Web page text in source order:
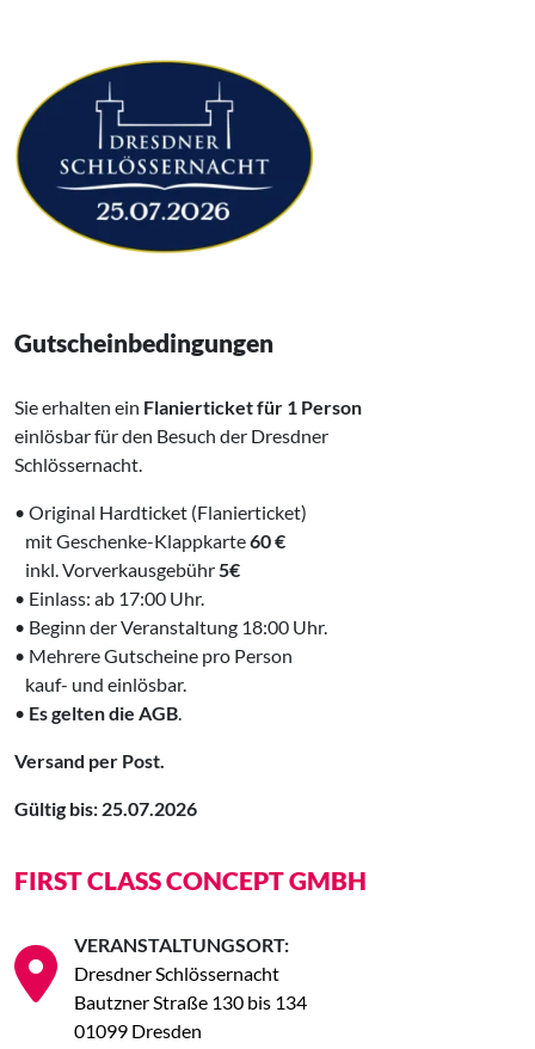
Gutscheinbedingungen
Sie erhalten ein Flanierticket für 1 Person
einlösbar für den Besuch der Dresdner
Schlössernacht.
• Original Hardticket (Flanierticket)
‌ mit Geschenke-Klappkarte60 €
‌ inkl. Vorverkausgebühr5€
• Einlass: ab 17:00 Uhr.
• Beginn der Veranstaltung 18:00 Uhr.
• Mehrere Gutscheine pro Person
‌ kauf- und einlösbar.
• Es gelten die AGB.
Versand per Post.
Gültig bis: 25.07.2026
FIRST CLASS CONCEPT GMBH
VERANSTALTUNGSORT:
Dresdner Schlössernacht
Bautzner Straße 130 bis 134
01099 Dresden